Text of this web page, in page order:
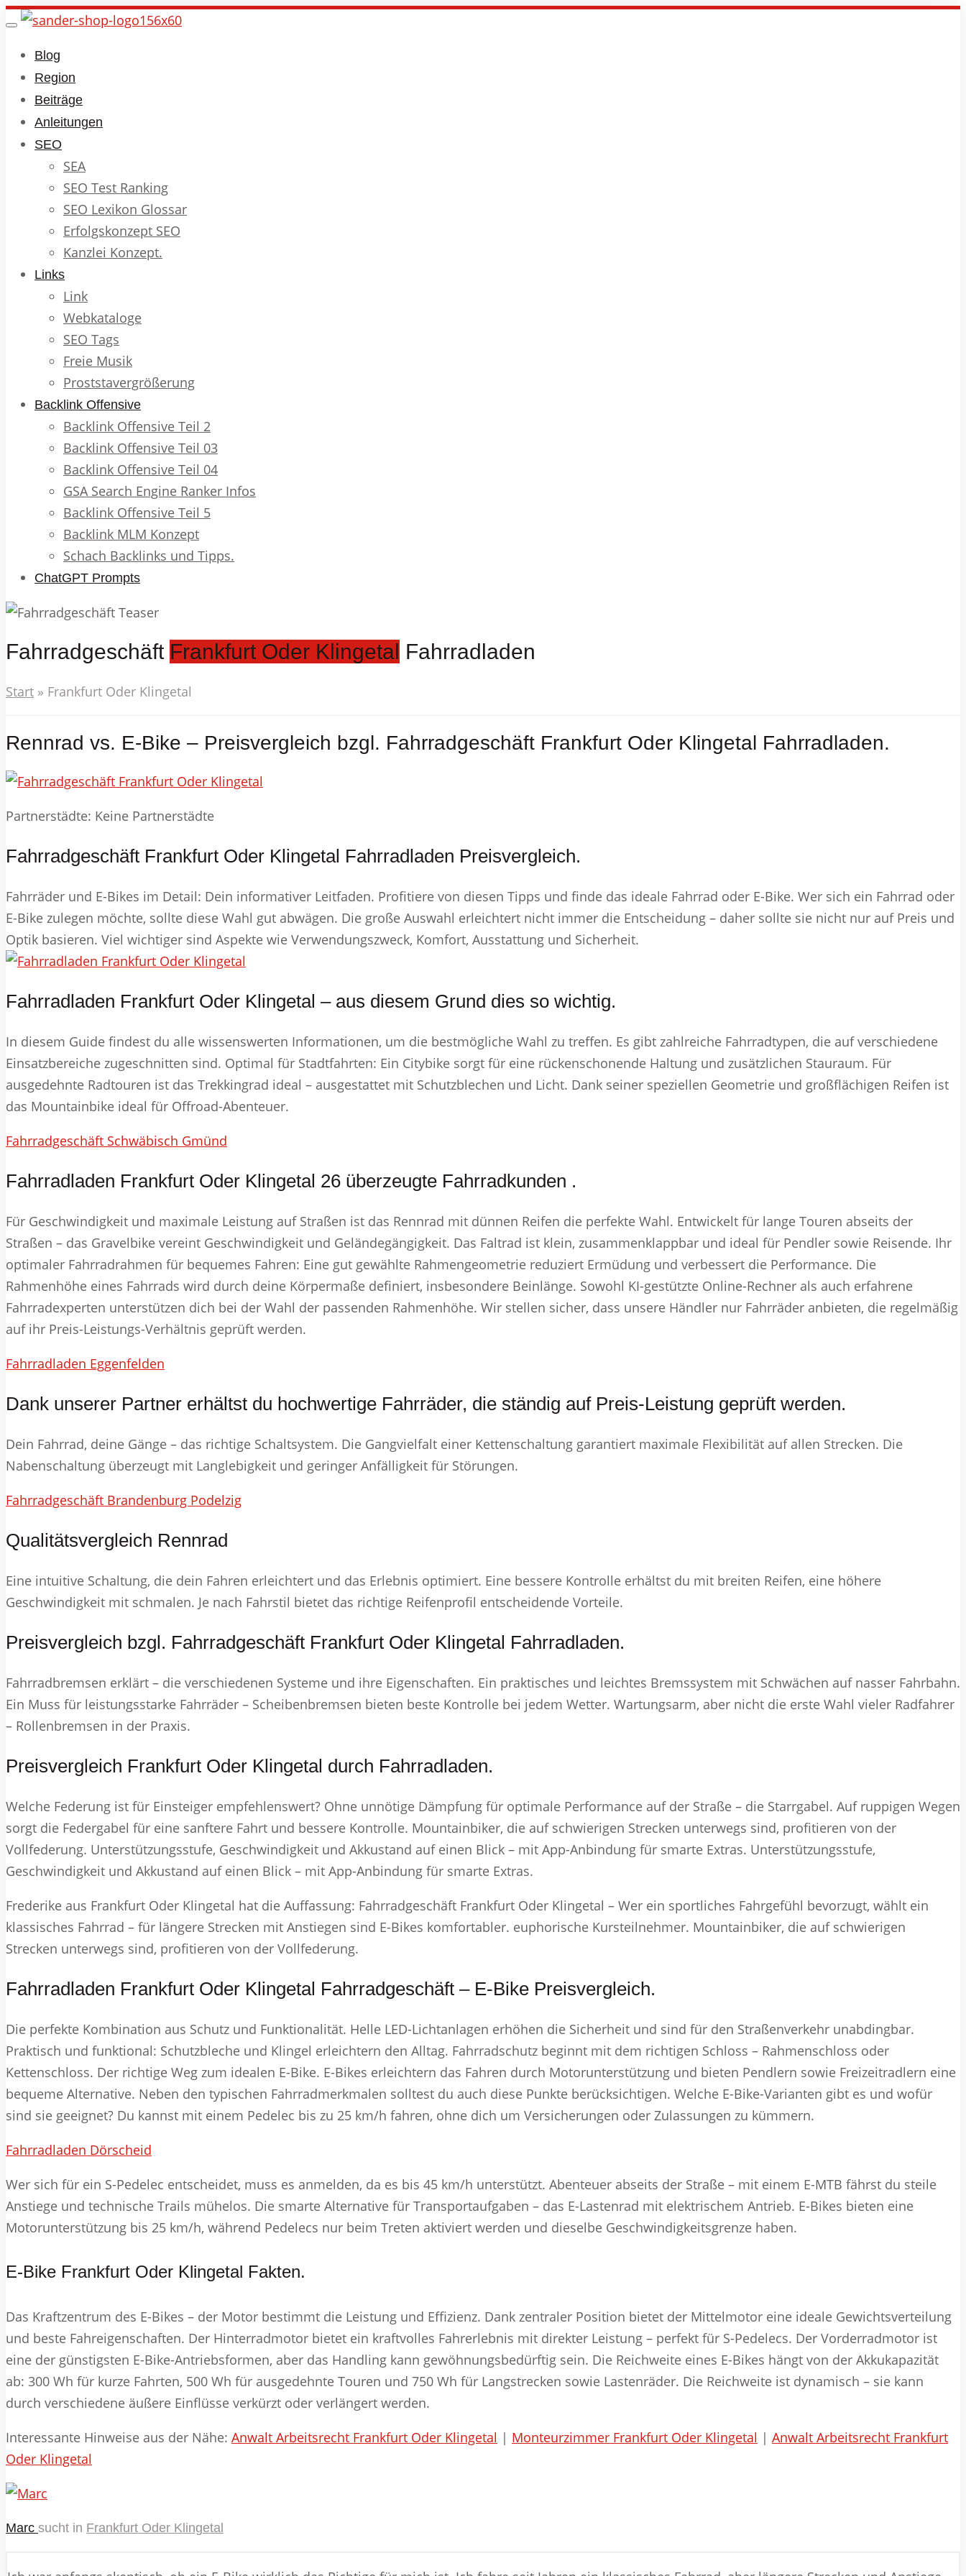
Skip
main
content
Toggle
Blog
Region
Beiträge
Anleitungen
SEO
SEA
SEO Test Ranking
SEO Lexikon Glossar
Erfolgskonzept SEO
Kanzlei Konzept.
Links
Link
Webkataloge
SEO Tags
Freie Musik
Proststavergrößerung
Backlink Offensive
Backlink Offensive Teil 2
Backlink Offensive Teil 03
Backlink Offensive Teil 04
GSA Search Engine Ranker Infos
Backlink Offensive Teil 5
Backlink MLM Konzept
Schach Backlinks und Tipps.
ChatGPT Prompts
Fahrradgeschäft Frankfurt Oder Klingetal Fahrradladen
Start » Frankfurt Oder Klingetal
Rennrad vs. E-Bike – Preisvergleich bzgl. Fahrradgeschäft Frankfurt Oder Klingetal Fahrradladen.
Partnerstädte: Keine Partnerstädte
Fahrradgeschäft Frankfurt Oder Klingetal Fahrradladen Preisvergleich.
Fahrräder und E-Bikes im Detail: Dein informativer Leitfaden. Profitiere von diesen Tipps und finde das ideale Fahrrad oder E-Bike. Wer sich ein Fahrrad oder
E-Bike zulegen möchte, sollte diese Wahl gut abwägen. Die große Auswahl erleichtert nicht immer die Entscheidung – daher sollte sie nicht nur auf Preis und
Optik basieren. Viel wichtiger sind Aspekte wie Verwendungszweck, Komfort, Ausstattung und Sicherheit.
Fahrradladen Frankfurt Oder Klingetal – aus diesem Grund dies so wichtig.
In diesem Guide findest du alle wissenswerten Informationen, um die bestmögliche Wahl zu treffen. Es gibt zahlreiche Fahrradtypen, die auf verschiedene
Einsatzbereiche zugeschnitten sind. Optimal für Stadtfahrten: Ein Citybike sorgt für eine rückenschonende Haltung und zusätzlichen Stauraum. Für
ausgedehnte Radtouren ist das Trekkingrad ideal – ausgestattet mit Schutzblechen und Licht. Dank seiner speziellen Geometrie und großflächigen Reifen ist
das Mountainbike ideal für Offroad-Abenteuer.
Fahrradgeschäft Schwäbisch Gmünd
Fahrradladen Frankfurt Oder Klingetal 26 überzeugte Fahrradkunden .
Für Geschwindigkeit und maximale Leistung auf Straßen ist das Rennrad mit dünnen Reifen die perfekte Wahl. Entwickelt für lange Touren abseits der
Straßen – das Gravelbike vereint Geschwindigkeit und Geländegängigkeit. Das Faltrad ist klein, zusammenklappbar und ideal für Pendler sowie Reisende. Ihr
optimaler Fahrradrahmen für bequemes Fahren: Eine gut gewählte Rahmengeometrie reduziert Ermüdung und verbessert die Performance. Die
Rahmenhöhe eines Fahrrads wird durch deine Körpermaße definiert, insbesondere Beinlänge. Sowohl KI-gestützte Online-Rechner als auch erfahrene
Fahrradexperten unterstützen dich bei der Wahl der passenden Rahmenhöhe. Wir stellen sicher, dass unsere Händler nur Fahrräder anbieten, die regelmäßig
auf ihr Preis-Leistungs-Verhältnis geprüft werden.
Fahrradladen Eggenfelden
Dank unserer Partner erhältst du hochwertige Fahrräder, die ständig auf Preis-Leistung geprüft werden.
Dein Fahrrad, deine Gänge – das richtige Schaltsystem. Die Gangvielfalt einer Kettenschaltung garantiert maximale Flexibilität auf allen Strecken. Die
Nabenschaltung überzeugt mit Langlebigkeit und geringer Anfälligkeit für Störungen.
Fahrradgeschäft Brandenburg Podelzig
Qualitätsvergleich Rennrad
Eine intuitive Schaltung, die dein Fahren erleichtert und das Erlebnis optimiert. Eine bessere Kontrolle erhältst du mit breiten Reifen, eine höhere
Geschwindigkeit mit schmalen. Je nach Fahrstil bietet das richtige Reifenprofil entscheidende Vorteile.
Preisvergleich bzgl. Fahrradgeschäft Frankfurt Oder Klingetal Fahrradladen.
Fahrradbremsen erklärt – die verschiedenen Systeme und ihre Eigenschaften. Ein praktisches und leichtes Bremssystem mit Schwächen auf nasser Fahrbahn.
Ein Muss für leistungsstarke Fahrräder – Scheibenbremsen bieten beste Kontrolle bei jedem Wetter. Wartungsarm, aber nicht die erste Wahl vieler Radfahrer
– Rollenbremsen in der Praxis.
Preisvergleich Frankfurt Oder Klingetal durch Fahrradladen.
Welche Federung ist für Einsteiger empfehlenswert? Ohne unnötige Dämpfung für optimale Performance auf der Straße – die Starrgabel. Auf ruppigen Wegen
sorgt die Federgabel für eine sanftere Fahrt und bessere Kontrolle. Mountainbiker, die auf schwierigen Strecken unterwegs sind, profitieren von der
Vollfederung. Unterstützungsstufe, Geschwindigkeit und Akkustand auf einen Blick – mit App-Anbindung für smarte Extras. Unterstützungsstufe,
Geschwindigkeit und Akkustand auf einen Blick – mit App-Anbindung für smarte Extras.
Frederike aus Frankfurt Oder Klingetal hat die Auffassung: Fahrradgeschäft Frankfurt Oder Klingetal – Wer ein sportliches Fahrgefühl bevorzugt, wählt ein
klassisches Fahrrad – für längere Strecken mit Anstiegen sind E-Bikes komfortabler. euphorische Kursteilnehmer. Mountainbiker, die auf schwierigen
Strecken unterwegs sind, profitieren von der Vollfederung.
Fahrradladen Frankfurt Oder Klingetal Fahrradgeschäft – E-Bike Preisvergleich.
Die perfekte Kombination aus Schutz und Funktionalität. Helle LED-Lichtanlagen erhöhen die Sicherheit und sind für den Straßenverkehr unabdingbar.
Praktisch und funktional: Schutzbleche und Klingel erleichtern den Alltag. Fahrradschutz beginnt mit dem richtigen Schloss – Rahmenschloss oder
Kettenschloss. Der richtige Weg zum idealen E-Bike. E-Bikes erleichtern das Fahren durch Motorunterstützung und bieten Pendlern sowie Freizeitradlern eine
bequeme Alternative. Neben den typischen Fahrradmerkmalen solltest du auch diese Punkte berücksichtigen. Welche E-Bike-Varianten gibt es und wofür
sind sie geeignet? Du kannst mit einem Pedelec bis zu 25 km/h fahren, ohne dich um Versicherungen oder Zulassungen zu kümmern.
Fahrradladen Dörscheid
Wer sich für ein S-Pedelec entscheidet, muss es anmelden, da es bis 45 km/h unterstützt. Abenteuer abseits der Straße – mit einem E-MTB fährst du steile
Anstiege und technische Trails mühelos. Die smarte Alternative für Transportaufgaben – das E-Lastenrad mit elektrischem Antrieb. E-Bikes bieten eine
Motorunterstützung bis 25 km/h, während Pedelecs nur beim Treten aktiviert werden und dieselbe Geschwindigkeitsgrenze haben.
E-Bike Frankfurt Oder Klingetal Fakten.
Das Kraftzentrum des E-Bikes – der Motor bestimmt die Leistung und Effizienz. Dank zentraler Position bietet der Mittelmotor eine ideale Gewichtsverteilung
und beste Fahreigenschaften. Der Hinterradmotor bietet ein kraftvolles Fahrerlebnis mit direkter Leistung – perfekt für S-Pedelecs. Der Vorderradmotor ist
eine der günstigsten E-Bike-Antriebsformen, aber das Handling kann gewöhnungsbedürftig sein. Die Reichweite eines E-Bikes hängt von der Akkukapazität
ab: 300 Wh für kurze Fahrten, 500 Wh für ausgedehnte Touren und 750 Wh für Langstrecken sowie Lastenräder. Die Reichweite ist dynamisch – sie kann
durch verschiedene äußere Einflüsse verkürzt oder verlängert werden.
Interessante Hinweise aus der Nähe: Anwalt Arbeitsrecht Frankfurt Oder Klingetal | Monteurzimmer Frankfurt Oder Klingetal | Anwalt Arbeitsrecht Frankfurt
Oder Klingetal
Marc sucht in Frankfurt Oder Klingetal